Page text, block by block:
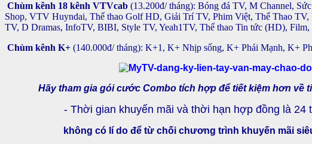
Chùm kênh 18 kênh VTVcab (13.200đ/ tháng): Bóng đá TV, M Channel,
Shop, VTV Huyndai, Thể thao Golf HD, Giải Trí TV, Phim Việt, Thể Thao
TV, D Dramas, InfoTV, BIBI, Style TV, Yeah1TV, Thể thao Tin tức (HD), Film,
Chùm kênh K+ (140.000đ/ tháng): K+1, K+ Nhịp sống, K+ Phái Mạnh, K+
Hãy tham gia gói cước Combo tích hợp để tiết kiệm hơn về
- Thời gian khuyến mãi và thời hạn hợp đồng là 24
không có lí do để từ chối chương trình khuyến mãi